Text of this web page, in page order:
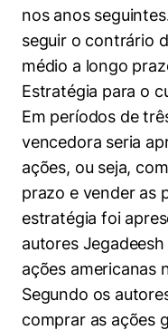
nos anos
seguir o contrário
médio a longo
Estratégia para o
Em períodos de
vencedora seria
ações, ou seja,
prazo e vender as
estratégia foi
autores
ações americanas
Segundo os
comprar as ações
Cookies estritamente